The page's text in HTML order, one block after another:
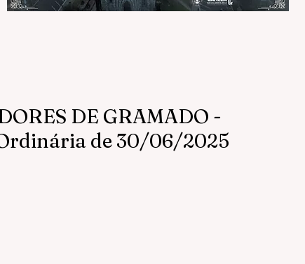
DE GRAMADO -
de 30/06/2025